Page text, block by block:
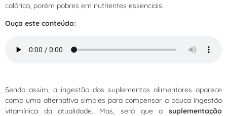
calórica, porém pobres em nutrientes essenciais.
Ouça este conteúdo:
Sendo assim, a ingestão dos suplementos alimentares aparece
como uma alternativa simples para compensar a pouca ingestão
vitamínica da atualidade. Mas, será que a suplementação